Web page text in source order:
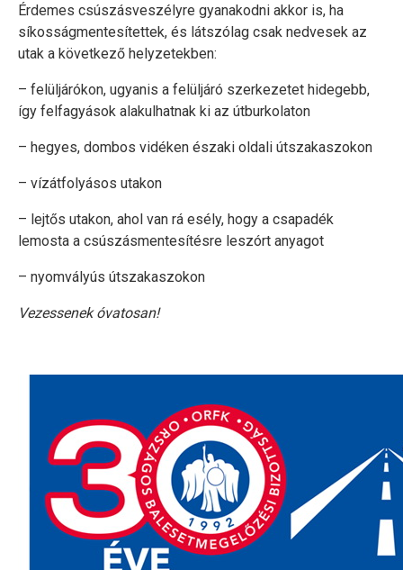
Érdemes csúszásveszélyre gyanakodni akkor is, ha
síkosságmentesítettek, és látszólag csak nedvesek az
utak a következő helyzetekben:
– felüljárókon, ugyanis a felüljáró szerkezetet hidegebb,
így felfagyások alakulhatnak ki az útburkolaton
– hegyes, dombos vidéken északi oldali útszakaszokon
– vízátfolyásos utakon
– lejtős utakon, ahol van rá esély, hogy a csapadék
lemosta a csúszásmentesítésre leszórt anyagot
– nyomvályús útszakaszokon
Vezessenek óvatosan!